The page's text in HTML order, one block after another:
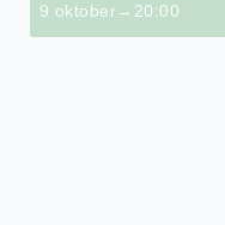
9 oktober→20:00